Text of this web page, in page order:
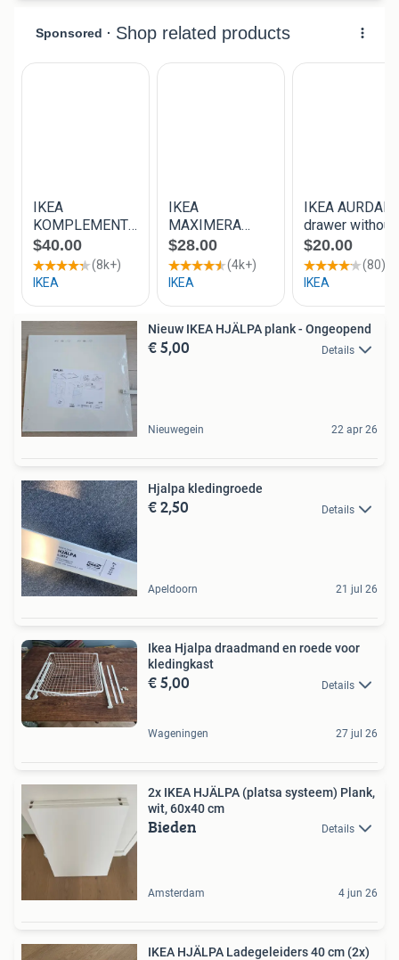
Nieuw IKEA HJÄLPA plank - Ongeopend
€ 5,00 Details
Nieuwegein 22 apr 26
Hjalpa kledingroede
€ 2,50 Details
Apeldoorn 21 jul 26
Ikea Hjalpa draadmand en roede voor
kledingkast
€ 5,00 Details
Wageningen 27 jul 26
2x IKEA HJÄLPA (platsa systeem) Plank,
wit, 60x40 cm
Bieden Details
Amsterdam 4 jun 26
IKEA HJÄLPA Ladegeleiders 40 cm (2x)